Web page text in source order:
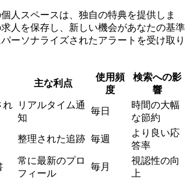
人スペースは、独自の特典を提供しま
人を保存し、新しい機会があなたの基準
ーソナライズされたアラートを受け取り
主な利点
使用頻
度
検索への影
響
れ
リアルタイム通
知
毎日
時間の大幅
な節約
整理された追跡 毎週
より良い応
答率
常に最新のプロ
フィール
毎月
視認性の向
上